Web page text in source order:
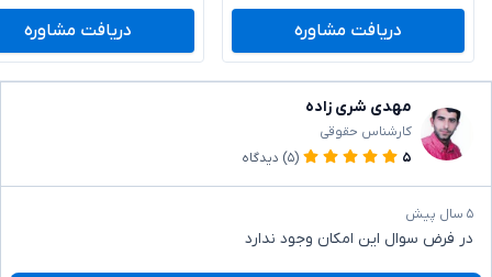
دریافت مشاوره دریافت مشاوره
مهدی شری زاده
کارشناس حقوقی
۵
(۵) دیدگاه
۵ سال پیش
در فرض سوال این امکان وجود ندارد